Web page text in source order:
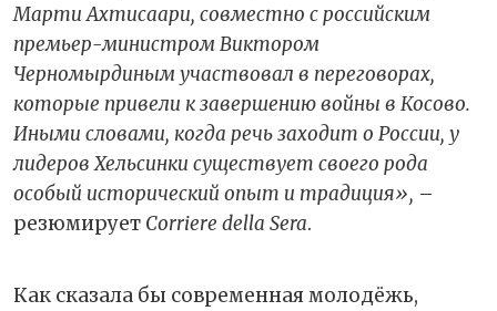
Марти Ахтисаари, совместно с российским
премьер-министром Виктором
Черномырдиным участвовал в переговорах,
которые привели к завершению войны в Косово.
Иными словами, когда речь заходит о России, у
лидеров Хельсинки существует своего рода
особый исторический опыт и традиция», –
резюмирует Corriere della Sera.
Как сказала бы современная молодёжь,